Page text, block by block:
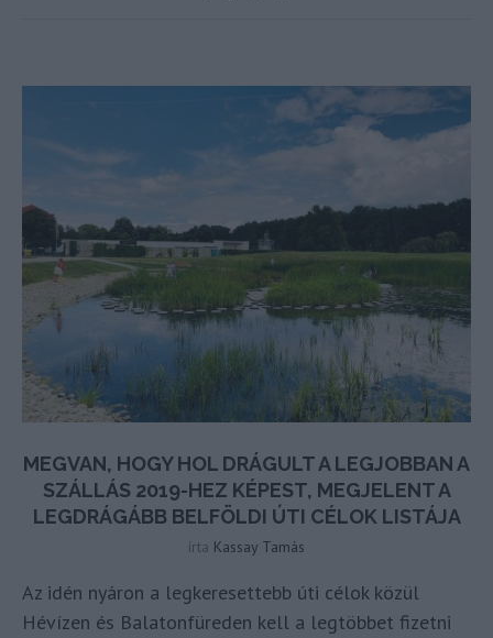
MEGVAN, HOGY HOL DRÁGULT A LEGJOBBAN A
SZÁLLÁS 2019-HEZ KÉPEST, MEGJELENT A
LEGDRÁGÁBB BELFÖLDI ÚTI CÉLOK LISTÁJA
írta Kassay Tamás
Az idén nyáron a legkeresettebb úti célok közül
Hévízen és Balatonfüreden kell a legtöbbet fizetni